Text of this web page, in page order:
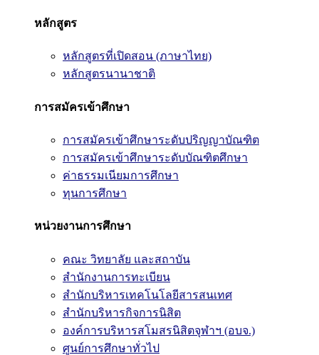
หลักสูตร
หลักสูตรที่เปิดสอน (ภาษาไทย)
หลักสูตรนานาชาติ
การสมัครเข้าศึกษา
การสมัครเข้าศึกษาระดับปริญญาบัณฑิต
การสมัครเข้าศึกษาระดับบัณฑิตศึกษา
ค่าธรรมเนียมการศึกษา
ทุนการศึกษา
หน่วยงานการศึกษา
คณะ วิทยาลัย และสถาบัน
สำนักงานการทะเบียน
สำนักบริหารเทคโนโลยีสารสนเทศ
สำนักบริหารกิจการนิสิต
องค์การบริหารสโมสรนิสิตจุฬาฯ (อบจ.)
ศูนย์การศึกษาทั่วไป